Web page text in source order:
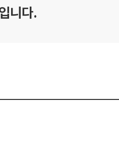
니다.